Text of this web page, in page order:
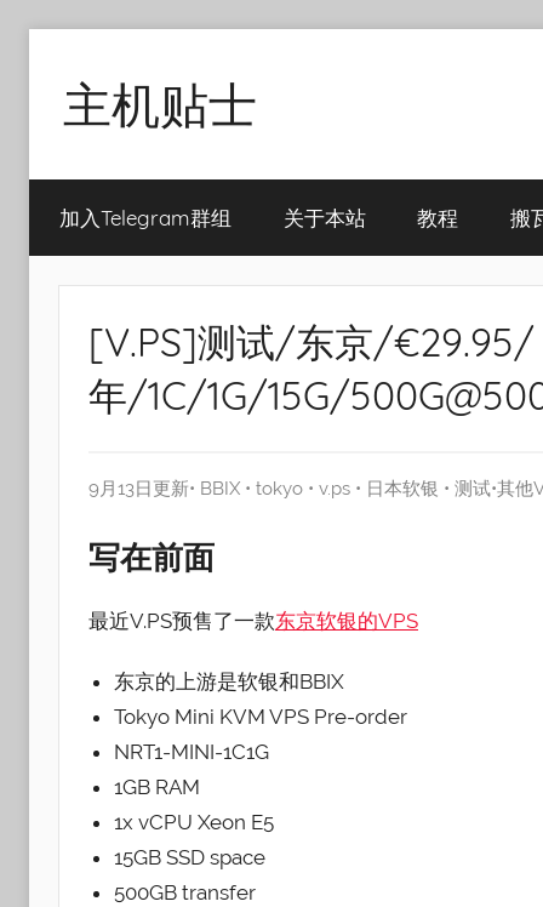
content
主机贴士
瓦
工|BandwagonHost
加入Telegram群组 关于本站 教程 搬
[V.PS]测试/东京/€29.95/
年/1C/1G/15G/
9月13日更新• BBIX • tokyo • v.ps • 日本软银 • 测试•其他
写在前面
最近V.PS预售了一款东京软银的VPS
东京的上游是软银和BBIX
Tokyo Mini KVM VPS Pre-order
NRT1-MINI-1C1G
1GB RAM
1x vCPU Xeon E5
15GB SSD space
500GB transfer